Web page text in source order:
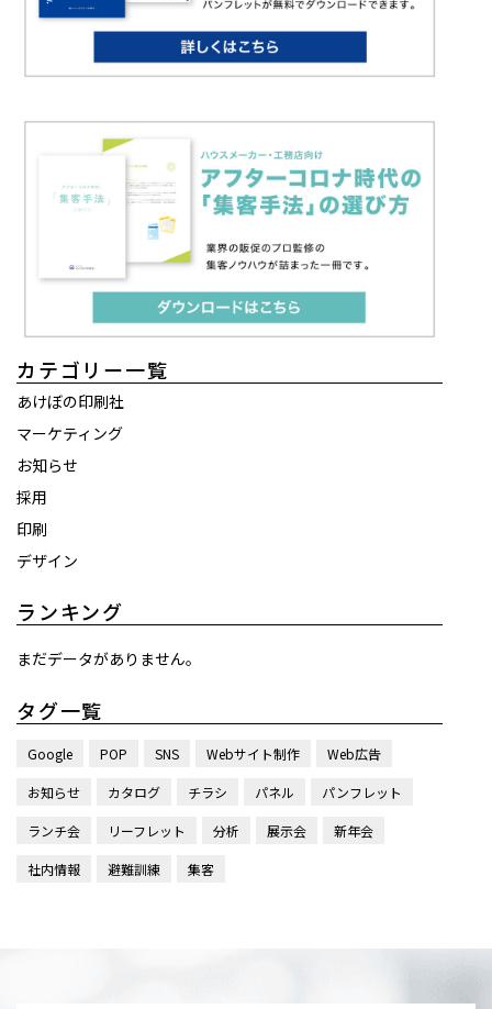
カテゴリー一覧
あけぼの印刷社
マーケティング
お知らせ
採用
印刷
デザイン
ランキング
まだデータがありません。
タグ一覧
Google POP SNS Webサイト制作 Web広告
お知らせ カタログ チラシ パネル パンフレット
ランチ会 リーフレット 分析 展示会 新年会
社内情報 避難訓練 集客